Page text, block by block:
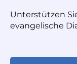
Unterstützen
evangelische